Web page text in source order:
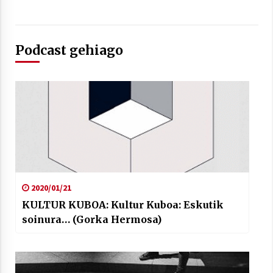
Podcast gehiago
2020/01/21
KULTUR KUBOA: Kultur Kuboa: Eskutik
soinura… (Gorka Hermosa)